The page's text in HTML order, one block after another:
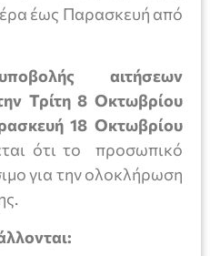
έως Παρασκευή από
αιτήσεων
Τρίτη 8 Οκτωβρίου
18 Οκτωβρίου
ότι το προσωπικό
για την ολοκλήρωση